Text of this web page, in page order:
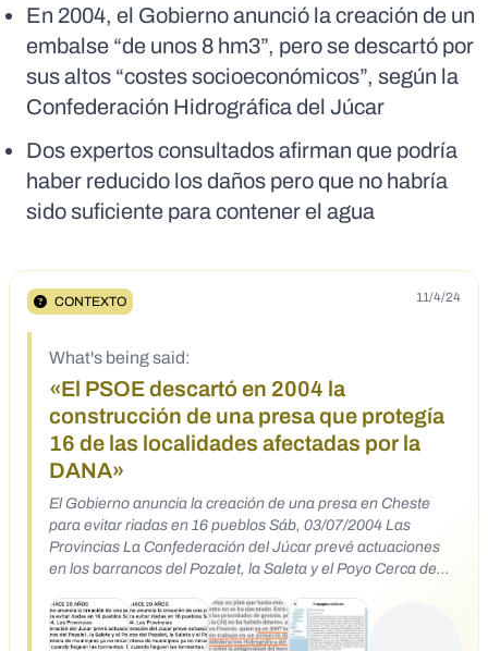
En 2004, el Gobierno anunció la creación de un
embalse “de unos 8 hm3”, pero se descartó por
sus altos “costes socioeconómicos”, según la
Confederación Hidrográfica del Júcar
Dos expertos consultados afirman que podría
haber reducido los daños pero que no habría
sido suficiente para contener el agua
CONTEXTO 11/4/24
What's being said:
«El PSOE descartó en 2004 la
construcción de una presa que protegía
16 de las localidades afectadas por la
DANA»
El Gobierno anuncia la creación de una presa en Cheste
para evitar riadas en 16 pueblos Sáb, 03/07/2004 Las
Provincias La Confederación del Júcar prevé actuaciones
en los barrancos del Pozalet, la Saleta y el Poyo Cerca de
cuando lleguen las tormentas. El Gobierno anunció ayer el
plan contra riadas para 16 municipios que incluye la creación